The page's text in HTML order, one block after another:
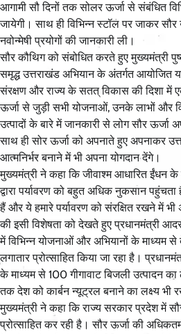
आगामी सौ दिनों तक सोलर ऊर्जा से संबंधित
जायेगी। साथ ही विभिन्न स्टॉल पर जाकर
नवोन्मेषी प्रयोगों की जानकारी ली।
सौर कौथिग को संबोधित करते हुए मुख्यमंत्री
समृद्ध उत्तराखंड अभियान के अंतर्गत आयोजित
संरक्षण और राज्य के सतत् विकास की दिशा में
ऊर्जा से जुड़ी सभी योजनाओं, उनके लाभों और
उत्पादों के बारे में जानकारी से लोग सौर
साथ ही सोर ऊर्जा को अपनाते हुए अपनाकर
आत्मनिर्भर बनाने में भी अपना योगदान देंगे।
मुख्यमंत्री ने कहा कि जीवाश्म आधारित ईंधन
द्वारा पर्यावरण को बहुत अधिक नुकसान
हैं और ये हमारे पर्यावरण को संरक्षित रखने में
की इसी विशेषता को देखते हुए प्रधानमंत्री
में विभिन्न योजनाओं और अभियानों के माध्यम
लगातार प्रोत्साहित किया जा रहा है।
के माध्यम से 100 गीगावाट बिजली उत्पादन
तक देश को कार्बन न्यूट्रल बनाने का लक्ष्य भी
मुख्यमंत्री ने कहा कि राज्य सरकार प्रदेश में
प्रोत्साहित कर रही है। सौर ऊर्जा की